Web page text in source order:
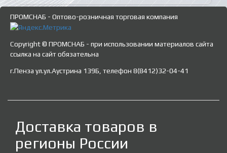
ПРОМСНАБ - Оптово-розничная торговая компания
Copyright © ПРОМСНАБ - при использовании материалов сайта
ссылка на сайт обязательна
г.Пенза ул.ул.Аустрина 139Б, телефон 8(8412)32-04-41
Доставка товаров в
регионы России